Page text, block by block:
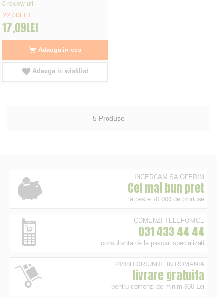
0 review-uri
22,00LEI
17,09LEI
Adauga in cos
Adauga in wishlist
5 Produse
INCERCAM SA OFERIM
Cel mai bun pret
la peste 70.000 de produse
COMENZI TELEFONICE
031 433 44 44
consultanta de la pescari specializati
24/48H ORIUNDE IN ROMANIA
livrare gratuita
pentru comenzi de minim 600 Lei